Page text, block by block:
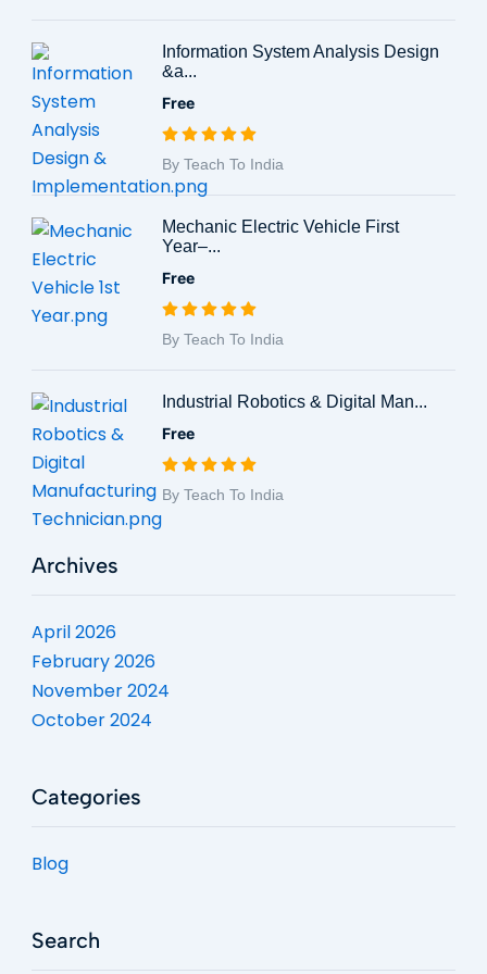
Information System Analysis Design
&a...
Free
By Teach To India
Mechanic Electric Vehicle First
Year–...
Free
By Teach To India
Industrial Robotics & Digital Man...
Free
By Teach To India
Archives
April 2026
February 2026
November 2024
October 2024
Categories
Blog
Search